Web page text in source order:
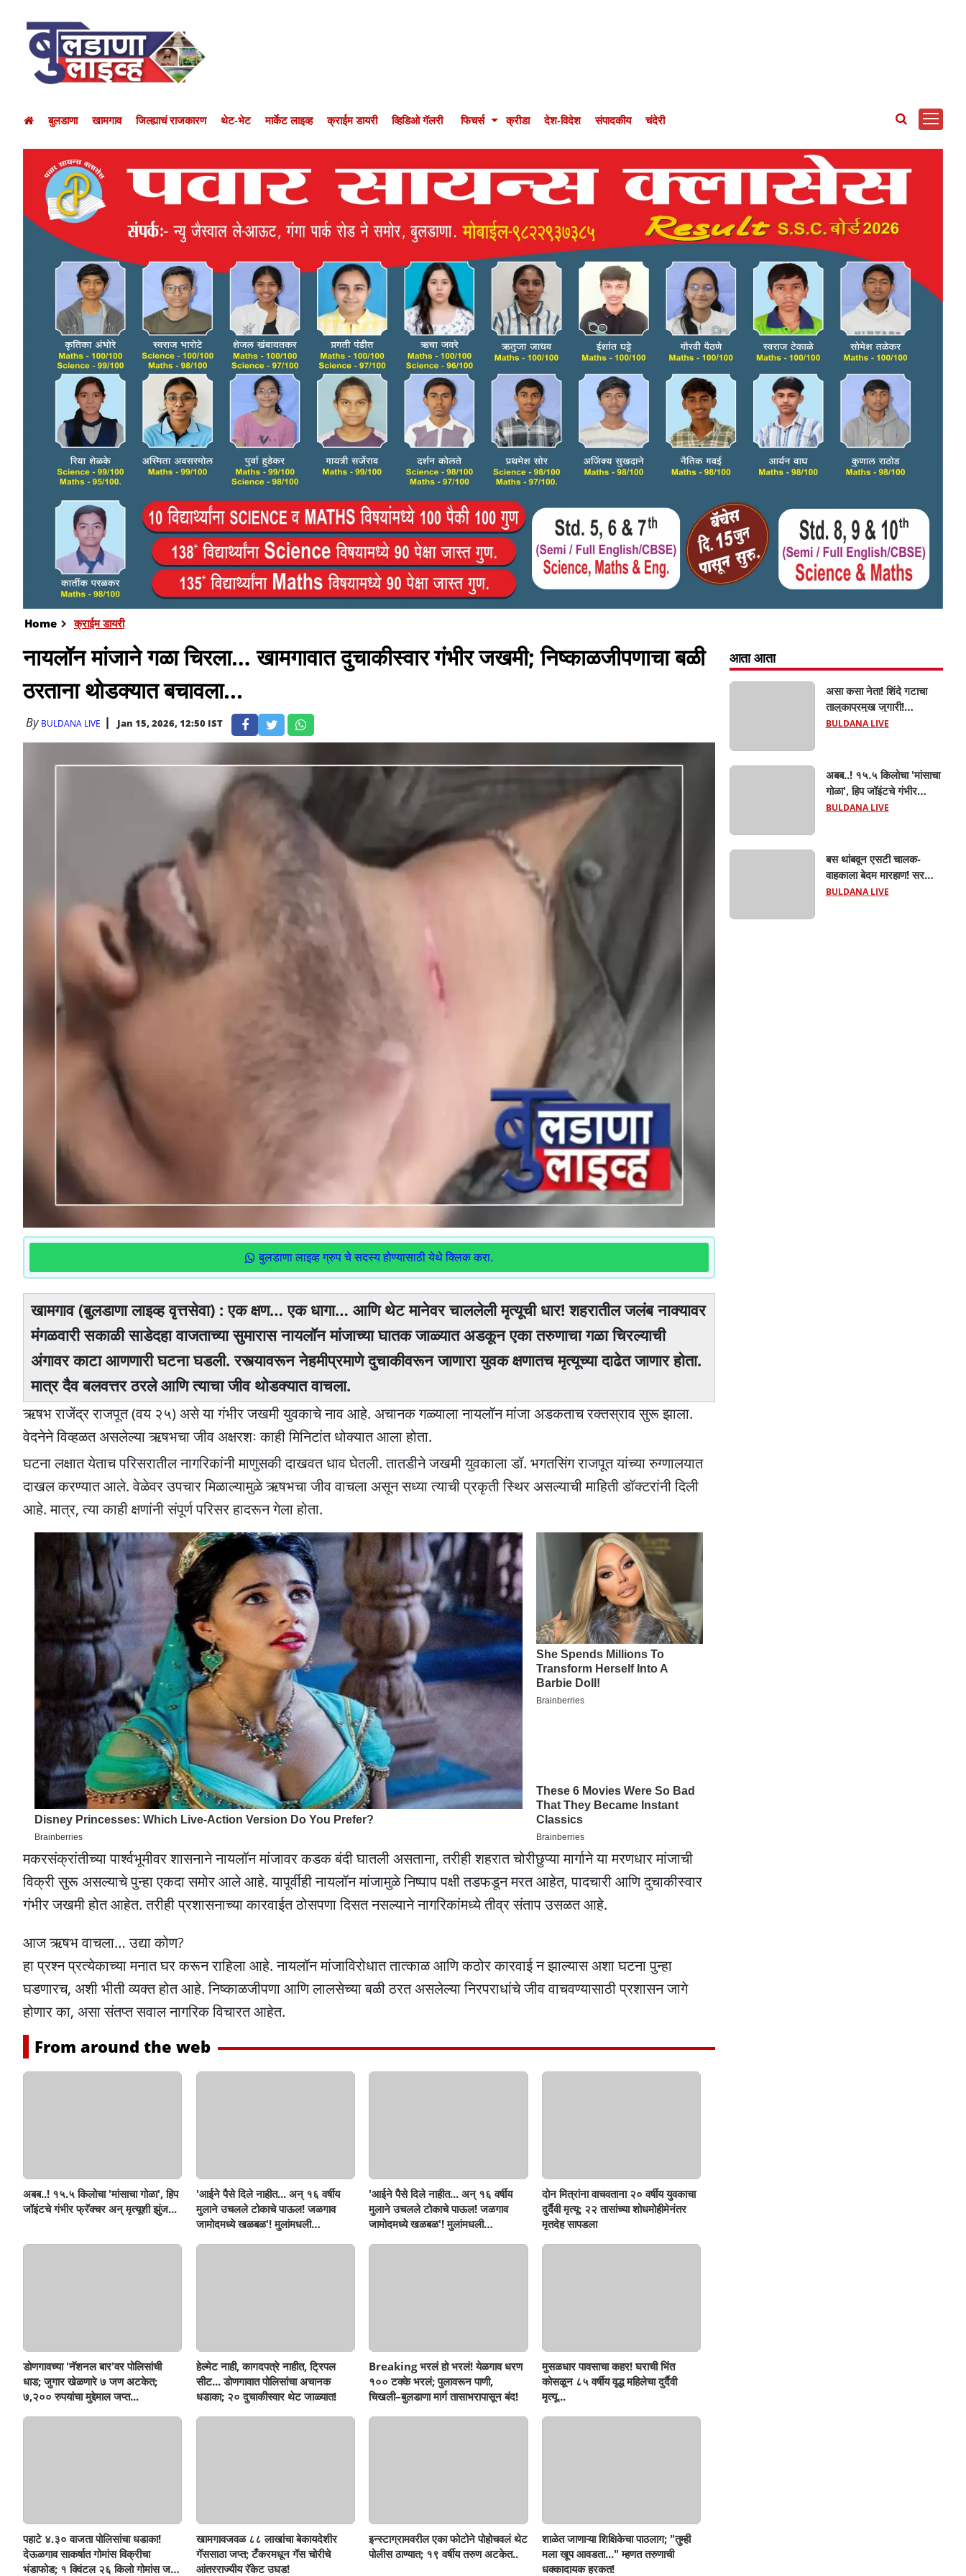
बुलडाणा खामगाव जिल्ह्याचं राजकारण थेट-भेट मार्केट लाइव्ह क्राईम डायरी व्हिडिओ गॅलरी फिचर्स क्रीडा देश-विदेश संपादकीय चंदेरी
Home क्राईम डायरी
नायलॉन मांजाने गळा चिरला… खामगावात दुचाकीस्वार गंभीर जखमी; निष्काळजीपणाचा बळी
ठरताना थोडक्यात बचावला...
By BULDANA LIVE Jan 15, 2026, 12:50 IST
बुलडाणा लाइव्ह ग्रुप चे सदस्य होण्यासाठी येथे क्लिक करा.
खामगाव (बुलडाणा लाइव्ह वृत्तसेवा) : एक क्षण… एक धागा… आणि थेट मानेवर चाललेली मृत्यूची धार! शहरातील जलंब नाक्यावर
मंगळवारी सकाळी साडेदहा वाजताच्या सुमारास नायलॉन मांजाच्या घातक जाळ्यात अडकून एका तरुणाचा गळा चिरल्याची
अंगावर काटा आणणारी घटना घडली. रस्त्यावरून नेहमीप्रमाणे दुचाकीवरून जाणारा युवक क्षणातच मृत्यूच्या दाढेत जाणार होता.
मात्र दैव बलवत्तर ठरले आणि त्याचा जीव थोडक्यात वाचला.
ऋषभ राजेंद्र राजपूत (वय २५) असे या गंभीर जखमी युवकाचे नाव आहे. अचानक गळ्याला नायलॉन मांजा अडकताच रक्तस्राव सुरू झाला.
वेदनेने विव्हळत असलेल्या ऋषभचा जीव अक्षरशः काही मिनिटांत धोक्यात आला होता.
घटना लक्षात येताच परिसरातील नागरिकांनी माणुसकी दाखवत धाव घेतली. तातडीने जखमी युवकाला डॉ. भगतसिंग राजपूत यांच्या रुग्णालयात
दाखल करण्यात आले. वेळेवर उपचार मिळाल्यामुळे ऋषभचा जीव वाचला असून सध्या त्याची प्रकृती स्थिर असल्याची माहिती डॉक्टरांनी दिली
आहे. मात्र, त्या काही क्षणांनी संपूर्ण परिसर हादरून गेला होता.
मकरसंक्रांतीच्या पार्श्वभूमीवर शासनाने नायलॉन मांजावर कडक बंदी घातली असताना, तरीही शहरात चोरीछुप्या मार्गाने या मरणधार मांजाची
विक्री सुरू असल्याचे पुन्हा एकदा समोर आले आहे. यापूर्वीही नायलॉन मांजामुळे निष्पाप पक्षी तडफडून मरत आहेत, पादचारी आणि दुचाकीस्वार
गंभीर जखमी होत आहेत. तरीही प्रशासनाच्या कारवाईत ठोसपणा दिसत नसल्याने नागरिकांमध्ये तीव्र संताप उसळत आहे.
आज ऋषभ वाचला… उद्या कोण?
हा प्रश्न प्रत्येकाच्या मनात घर करून राहिला आहे. नायलॉन मांजाविरोधात तात्काळ आणि कठोर कारवाई न झाल्यास अशा घटना पुन्हा
घडणारच, अशी भीती व्यक्त होत आहे. निष्काळजीपणा आणि लालसेच्या बळी ठरत असलेल्या निरपराधांचे जीव वाचवण्यासाठी प्रशासन जागे
होणार का, असा संतप्त सवाल नागरिक विचारत आहेत.
From around the web
अबब..! १५.५ किलोचा 'मांसाचा गोळा', हिप
जॉइंटचे गंभीर फ्रॅक्चर अन् मृत्यूशी झुंज...
'आईने पैसे दिले नाहीत... अन् १६ वर्षीय
मुलाने उचलले टोकाचे पाऊल! जळगाव
जामोदमध्ये खळबळ'! मुलांमधली
'आईने पैसे दिले नाहीत... अन् १६ वर्षीय
मुलाने उचलले टोकाचे पाऊल! जळगाव
जामोदमध्ये खळबळ'! मुलांमधली
दोन मित्रांना वाचवताना २० वर्षीय युवकाचा
दुर्दैवी मृत्यू; २२ तासांच्या शोधमोहीमेनंतर
मृतदेह सापडला
डोणगावच्या 'नॅशनल बार'वर पोलिसांची
धाड; जुगार खेळणारे ७ जण अटकेत;
७,२०० रुपयांचा मुद्देमाल जप्त...
हेल्मेट नाही, कागदपत्रे नाहीत, ट्रिपल
सीट... डोणगावात पोलिसांचा अचानक
धडाका; २० दुचाकीस्वार थेट जाळ्यात!
Breaking भरलं हो भरलं! येळगाव धरण
१०० टक्के भरलं; पुलावरून पाणी,
चिखली–बुलडाणा मार्ग तासाभरापासून बंद!
मुसळधार पावसाचा कहर! घराची भिंत
कोसळून ८५ वर्षीय वृद्ध महिलेचा दुर्दैवी
मृत्यू...
पहाटे ४.३० वाजता पोलिसांचा धडाका!
देऊळगाव साकर्षात गोमांस विक्रीचा
भंडाफोड; १ क्विंटल २६ किलो गोमांस जप्त,
खामगावजवळ ८८ लाखांचा बेकायदेशीर
गॅससाठा जप्त; टँकरमधून गॅस चोरीचे
आंतरराज्यीय रॅकेट उघड!
इन्स्टाग्रामवरील एका फोटोने पोहोचवलं थेट
पोलीस ठाण्यात; १९ वर्षीय तरुण अटकेत..
शाळेत जाणाऱ्या शिक्षिकेचा पाठलाग; "तुम्ही
मला खूप आवडता..." म्हणत तरुणाची
धक्कादायक हरकत!
आता आता
असा कसा नेता! शिंदे गटाचा
तालुकाप्रमुख जुगारी!
खामगावात तालुकाप्रमुखांच्या
गेला तालुकाप्रमुख; पण ६
जणांना साडेआठ लाखांच्या
मुद्देमालासह पकडले.....
BULDANA LIVE
अबब..! १५.५ किलोचा 'मांसाचा
गोळा', हिप जॉइंटचे गंभीर
फ्रॅक्चर अन् मृत्यूशी झुंज...
BULDANA LIVE
बस थांबवून एसटी चालक-
वाहकाला बेदम मारहाण! सरकारी
कामात अडथळा; प्रवाशांसमोर
BULDANA LIVE